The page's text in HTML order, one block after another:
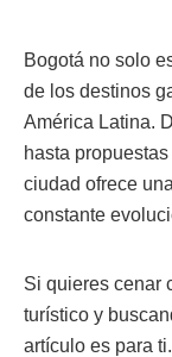
Bogotá no solo
de los destinos
América Latina.
hasta
ciudad ofrece
constante
Si quieres cenar
turístico y
artículo es para